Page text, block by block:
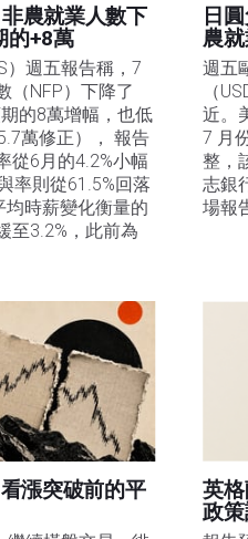
農就業人數下
的+8萬
）週五報告稱，7
（NFP）下降了
的8萬增幅，也低
萬修正）， 報告
從6月的4.2%小幅
率則從61.5%回落
均時薪變化衡量的
至3.2%，此前為
日
農
週五
（
近。
7 月
整，
志銀
場報
漲突破前的平
英
政